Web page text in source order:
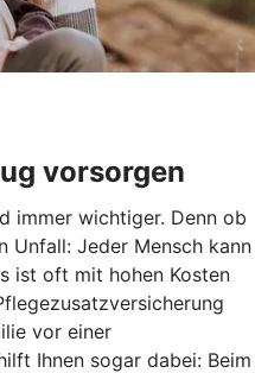
vorsorgen
immer wichtiger. Denn ob
Unfall: Jeder Mensch kann
ist oft mit hohen Kosten
vor einer
Ihnen sogar dabei: Beim